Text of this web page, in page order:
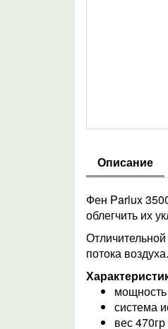
Описание
Фен Parlux
облегчить их
потока
система
вес 470гр